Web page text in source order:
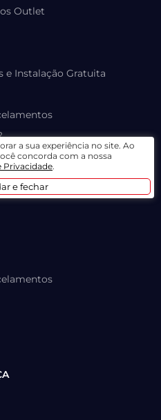
Outlet
e Instalação Gratuita
a sua experiência no site. Ao
concorda com a nossa
Privacidade.
e fechar